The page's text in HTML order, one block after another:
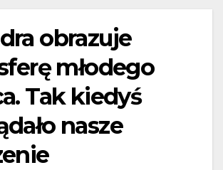
obrazuje
młodego
Tak kiedyś
nasze